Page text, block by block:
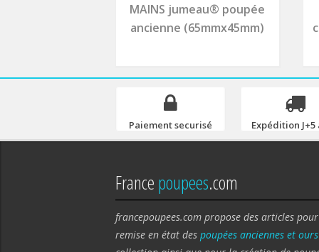
MAINS jumeau® poupée
ancienne (65mmx45mm)
Paiement securisé Expédition J+5
Francepoupees.com
francepoupees.com propose des articles
remise en état des poupées anciennes et ours